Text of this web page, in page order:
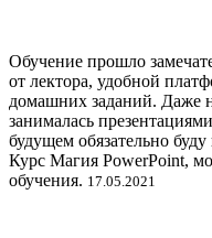
Обучение прошло
от лектора, удобной
домашних заданий. Даже
занималась
будущем обязательно
Курс Магия PowerPoint,
обучения. 17.05.2021